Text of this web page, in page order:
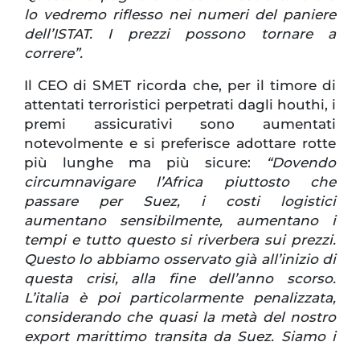
lo vedremo riflesso nei numeri del paniere
dell’ISTAT. I prezzi possono tornare a
correre”.
Il CEO di SMET ricorda che, per il timore di
attentati terroristici perpetrati dagli houthi, i
premi assicurativi sono aumentati
notevolmente e si preferisce adottare rotte
più lunghe ma più sicure:
“Dovendo
circumnavigare l’Africa piuttosto che
passare per Suez, i costi logistici
aumentano sensibilmente, aumentano i
tempi e tutto questo si riverbera sui prezzi.
Questo lo abbiamo osservato già all’inizio di
questa crisi, alla fine dell’anno scorso.
L’italia è poi particolarmente penalizzata,
considerando che quasi la metà del nostro
export marittimo transita da Suez. Siamo i